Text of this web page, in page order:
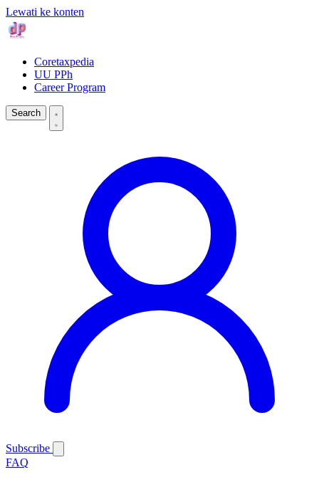
Lewati ke konten
Coretaxpedia
UU PPh
Career Program
Search
Subscribe
FAQ